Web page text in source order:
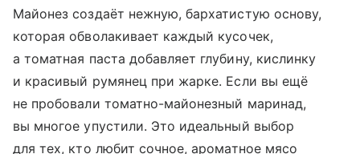
Майонез создаёт нежную, бархатистую основу,
которая обволакивает каждый кусочек,
а томатная паста добавляет глубину, кислинку
и красивый румянец при жарке. Если вы ещё
не пробовали томатно-майонезный маринад,
вы многое упустили. Это идеальный выбор
для тех, кто любит сочное, ароматное мясо